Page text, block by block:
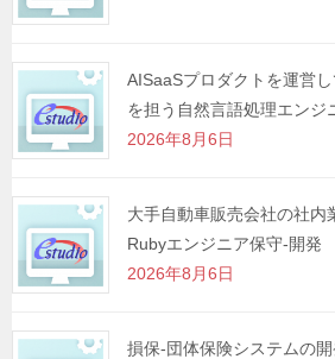
AISaaSプロダクトを運営
を担う自然言語処理エンジ
2026年8月6日
大手自動車販売会社の社内
Rubyエンジニア保守-開発
2026年8月6日
損保-団体保険システムの開